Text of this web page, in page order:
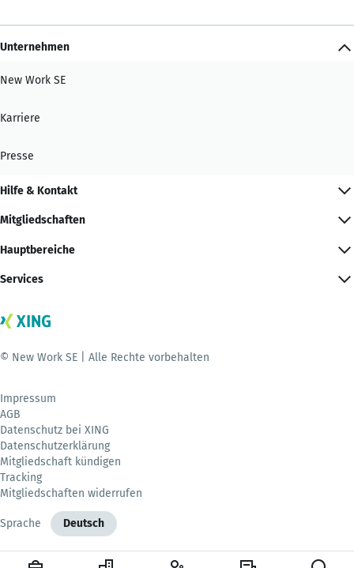
Unternehmen
New Work SE
Karriere
Presse
Hilfe & Kontakt
Mitgliedschaften
Hauptbereiche
Services
© New Work SE | Alle Rechte vorbehalten
Impressum
AGB
Datenschutz bei XING
Datenschutzerklärung
Mitgliedschaft kündigen
Tracking
Mitgliedschaften widerrufen
Sprache Deutsch